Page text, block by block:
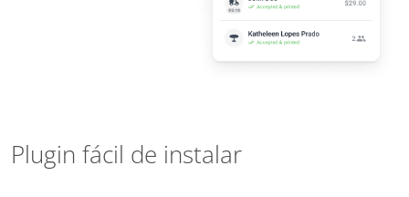
Plugin fácil de instalar